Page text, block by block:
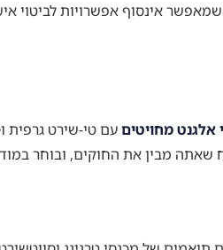
אינסוף אפשרויות לביטוי
אלגנט מחויטיםעם טי-שירט גרפית
שאתה מבין את החוקים, ובוחר